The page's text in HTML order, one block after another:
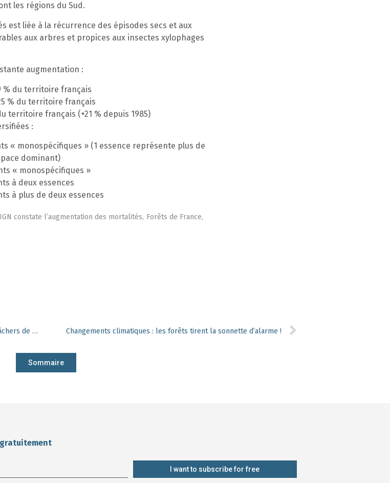
les régions du Sud.
est liée à la récurrence des épisodes secs et aux
aux arbres et propices aux insectes xylophages
augmentation :
% du territoire français
% du territoire français
territoire français (+21 % depuis 1985)
:
« monospécifiques » (1 essence représente plus de
dominant)
« monospécifiques »
à deux essences
à plus de deux essences
constate l’augmentation des mortalités, Forêts de France,
Des chasseurs wallons dénoncent le nourrissage et les lâchers de petit gibier Changements climatiques : les forêts tirent la sonnette d’alarme !
Sommaire
gratuitement
I want to subscribe for free